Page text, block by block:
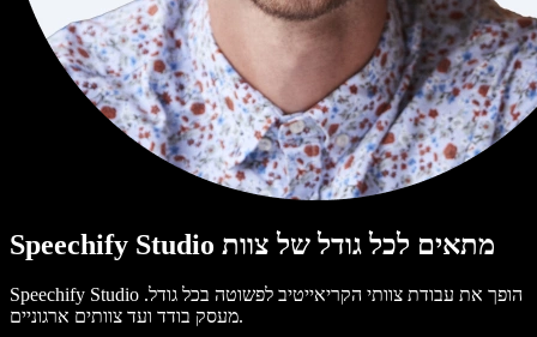
Speechify Studio מתאים לכל גודל של צוות
Speechify Studio הופך את עבודת צוותי הקריאייטיב לפשוטה בכל גודל.
מעסק בודד ועד צוותים ארגוניים.